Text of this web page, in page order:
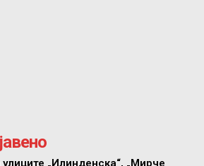
улиците „Илинденска“, „Мирче